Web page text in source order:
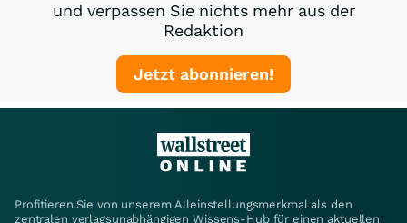
und verpassen Sie nichts mehr aus der
Redaktion
Jetzt abonnieren!
Profitieren Sie von unserem Alleinstellungsmerkmal als den
zentralen verlagsunabhängigen Wissens-Hub für einen aktuellen